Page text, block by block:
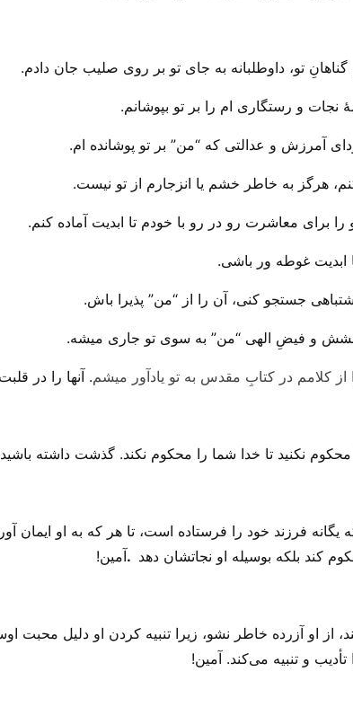
تو، داوطلبانه به جای تو بر روی صلیب جان دادم.
و رستگاری ام را بر تو بپوشانم.
آمرزش و عدالتی که “من” بر تو پوشانده ام.
هرگز به خاطر خشم یا انزجارم از تو نیست.
برای معاشرت رو در رو با خودم تا ابدیت آماده کنم.
ابدیت غوطه ور باشی.
جستجو کنی، آن را از “من” پذیرا باش.
و فیضِ الهی “من” به سوی تو جاری میشه.
از کلامم در کتابِ مقدس به تو یادآور میشم. آنها را در
را محکوم نکنید تا خدا شما را محکوم نکند. گذشت داشته
فرزند خود را فرستاده است، تا هر که به او ایمان
کند بلکه بوسیله او نجاتشان دهد .آمین!
از او آزرده خاطر نشو، زیرا تنبیه کردن او دلیل محبت
تأدیب و تنبیه می‌کند. آمین!